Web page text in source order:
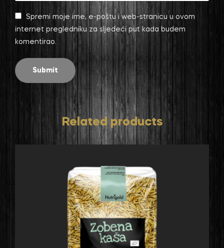
Spremi moje ime, e-poštu i web-stranicu u ovom
internet pregledniku za sljedeći put kada budem
komentirao.
Related products